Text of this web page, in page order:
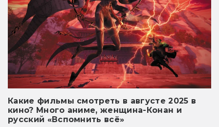
Какие фильмы смотреть в августе 2025 в
кино? Много аниме, женщина-Конан и
русский «Вспомнить всё»